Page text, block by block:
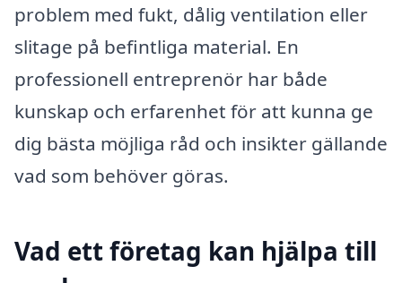
problem med fukt, dålig ventilation eller
slitage på befintliga material. En
professionell entreprenör har både
kunskap och erfarenhet för att kunna ge
dig bästa möjliga råd och insikter gällande
vad som behöver göras.
Vad ett företag kan hjälpa till